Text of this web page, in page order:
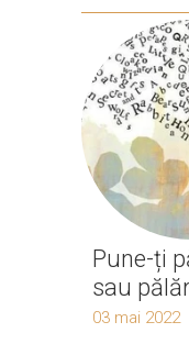
Pune-ți
sau
03 mai 2022